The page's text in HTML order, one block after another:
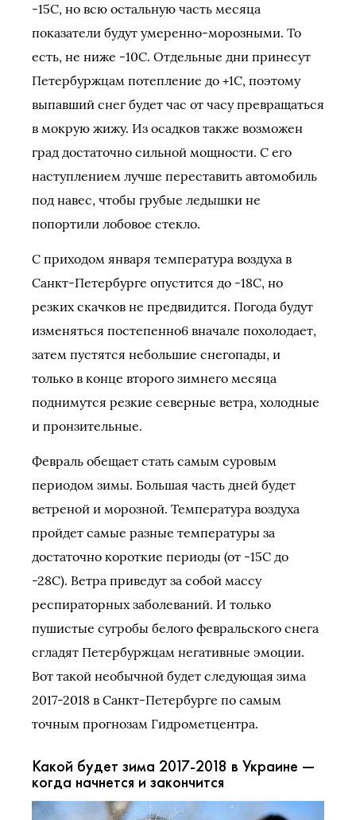
-15С, но всю остальную часть месяца
показатели будут умеренно-морозными. То
есть, не ниже -10С. Отдельные дни принесут
Петербуржцам потепление до +1С, поэтому
выпавший снег будет час от часу превращаться
в мокрую жижу. Из осадков также возможен
град достаточно сильной мощности. С его
наступлением лучше переставить автомобиль
под навес, чтобы грубые ледышки не
попортили лобовое стекло.
С приходом января температура воздуха в
Санкт-Петербурге опустится до -18С, но
резких скачков не предвидится. Погода будут
изменяться постепенно6 вначале похолодает,
затем пустятся небольшие снегопады, и
только в конце второго зимнего месяца
поднимутся резкие северные ветра, холодные
и пронзительные.
Февраль обещает стать самым суровым
периодом зимы. Большая часть дней будет
ветреной и морозной. Температура воздуха
пройдет самые разные температуры за
достаточно короткие периоды (от -15С до
-28С). Ветра приведут за собой массу
респираторных заболеваний. И только
пушистые сугробы белого февральского снега
сгладят Петербуржцам негативные эмоции.
Вот такой необычной будет следующая зима
2017-2018 в Санкт-Петербурге по самым
точным прогнозам Гидрометцентра.
Какой будет зима 2017-2018 в Украине —
когда начнется и закончится